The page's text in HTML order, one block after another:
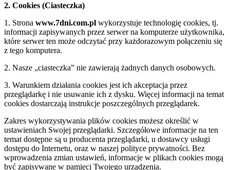
2. Cookies (Ciasteczka)
1. Strona www.7dni.com.pl wykorzystuje technologię cookies, tj.
informacji zapisywanych przez serwer na komputerze użytkownika,
które serwer ten może odczytać przy każdorazowym połączeniu się
z tego komputera.
2. Nasze „ciasteczka” nie zawierają żadnych danych osobowych.
3. Warunkiem działania cookies jest ich akceptacja przez
przeglądarkę i nie usuwanie ich z dysku. Więcej informacji na temat
cookies dostarczają instrukcje poszczególnych przeglądarek.
Zakres wykorzystywania plików cookies możesz określić w
ustawieniach Swojej przeglądarki. Szczegółowe informacje na ten
temat dostępne są u producenta przeglądarki, u dostawcy usługi
dostępu do Internetu, oraz w naszej polityce prywatności. Bez
wprowadzenia zmian ustawień, informacje w plikach cookies mogą
być zapisywane w pamięci Twojego urządzenia.